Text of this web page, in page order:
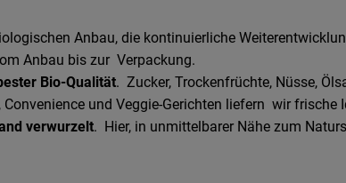
Anbau, die kontinuierliche
Anbau bis zur Verpackung.
Bio-Qualität. Zucker, Trockenfrüchte, Nüsse,
und Veggie-Gerichten liefern wir frische
verwurzelt. Hier, in unmittelbarer Nähe zum